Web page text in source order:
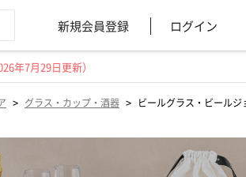
新規会員登録 ログイン
年7月29日更新）
> グラス・カップ・酒器 > ビールグラス・ビールジ